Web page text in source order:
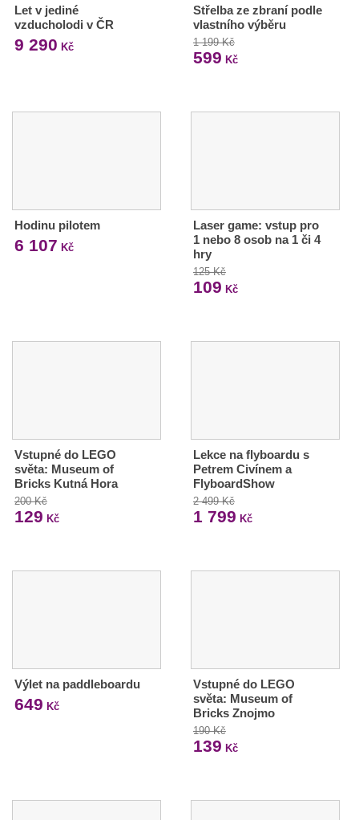
Let v jediné
vzducholodi v ČR
9 290 Kč
Střelba ze zbraní podle
vlastního výběru
1 199 Kč
599 Kč
Hodinu pilotem
6 107 Kč
Laser game: vstup pro
1 nebo 8 osob na 1 či 4
hry
125 Kč
109 Kč
Vstupné do LEGO
světa: Museum of
Bricks Kutná Hora
200 Kč
129 Kč
Lekce na flyboardu s
Petrem Civínem a
FlyboardShow
2 499 Kč
1 799 Kč
Výlet na paddleboardu
649 Kč
Vstupné do LEGO
světa: Museum of
Bricks Znojmo
190 Kč
139 Kč